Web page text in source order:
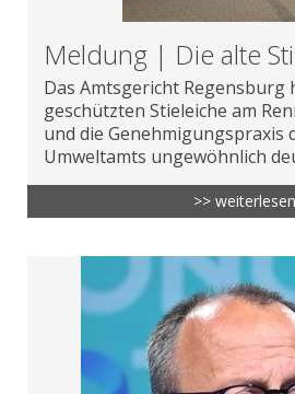
Meldung | Die alte
Das Amtsgericht Regensburg
geschützten Stieleiche am
und die Genehmigungspraxis
Umweltamts ungewöhnlich
>> weiterlesen